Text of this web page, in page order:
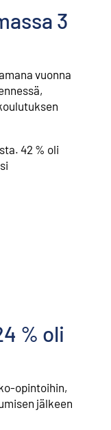
3
vuonna
42 % oli
% oli
opintoihin,
jälkeen